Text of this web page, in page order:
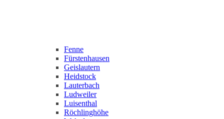
Fenne
Fürstenhausen
Geislautern
Heidstock
Lauterbach
Ludweiler
Luisenthal
Röchlinghöhe